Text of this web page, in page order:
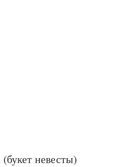
невесты)